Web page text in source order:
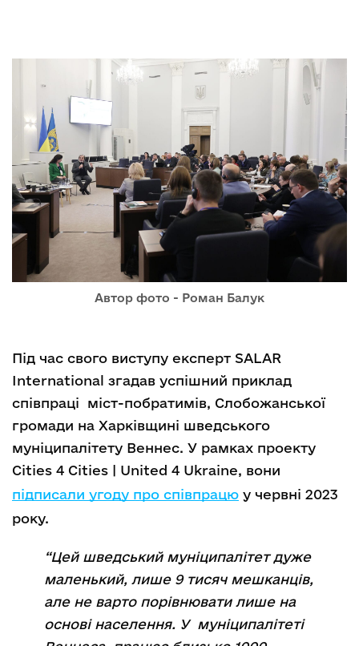
Автор фото - Роман Балук
Під час свого виступу експерт SALAR
International згадав успішний приклад
співпраці міст-побратимів, Слобожанської
громади на Харківщині шведського
муніципалітету Веннес. У рамках проекту
Cities 4 Cities | United 4 Ukraine, вони
підписали угоду про співпрацю у червні 2023
року.
“Цей шведський муніципалітет дуже
маленький, лише 9 тисяч мешканців,
але не варто порівнювати лише на
основі населення. У муніципалітеті